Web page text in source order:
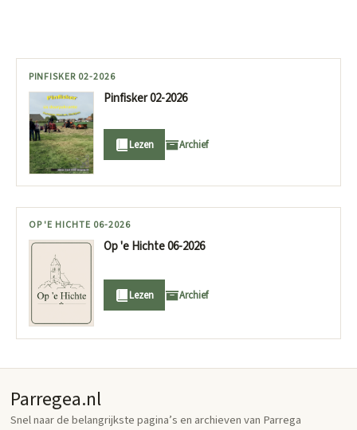
PINFISKER 02-2026
Pinfisker 02-2026
Lezen Archief
OP 'E HICHTE 06-2026
Op 'e Hichte 06-2026
Lezen Archief
Parregea.nl
Snel naar de belangrijkste pagina’s en archieven van Parrega